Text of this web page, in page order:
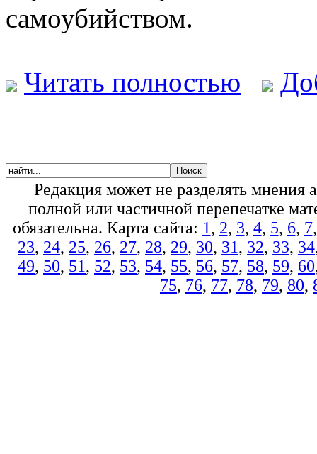
самоубийством.
Читать полностью
Редакция может не разделять
полной или частичной перепечатке
обязательна. Карта сайта: 1, 2, 3, 4, 5, 6, 7
23, 24, 25, 26, 27, 28, 29, 30, 31, 32, 33, 34
49, 50, 51, 52, 53, 54, 55, 56, 57, 58, 59, 60
75, 76, 77, 78, 79, 80,